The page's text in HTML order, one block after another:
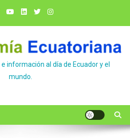
información al día de Ecuador y el
mundo.